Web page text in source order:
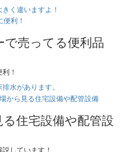
く違いますよ！
売ってる便利品
！
水があります。
住宅設備や配管設
しています！